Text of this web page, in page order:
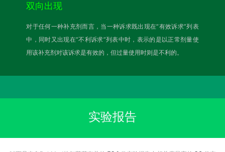
双向出现
对于任何一种补充剂而言，当一种诉求既出现在“有效诉求”列表
中，同时又出现在“不利诉求”列表中时，表示的是以正常剂量使
用该补充剂对该诉求是有效的，但过量使用时则是不利的。
实验报告